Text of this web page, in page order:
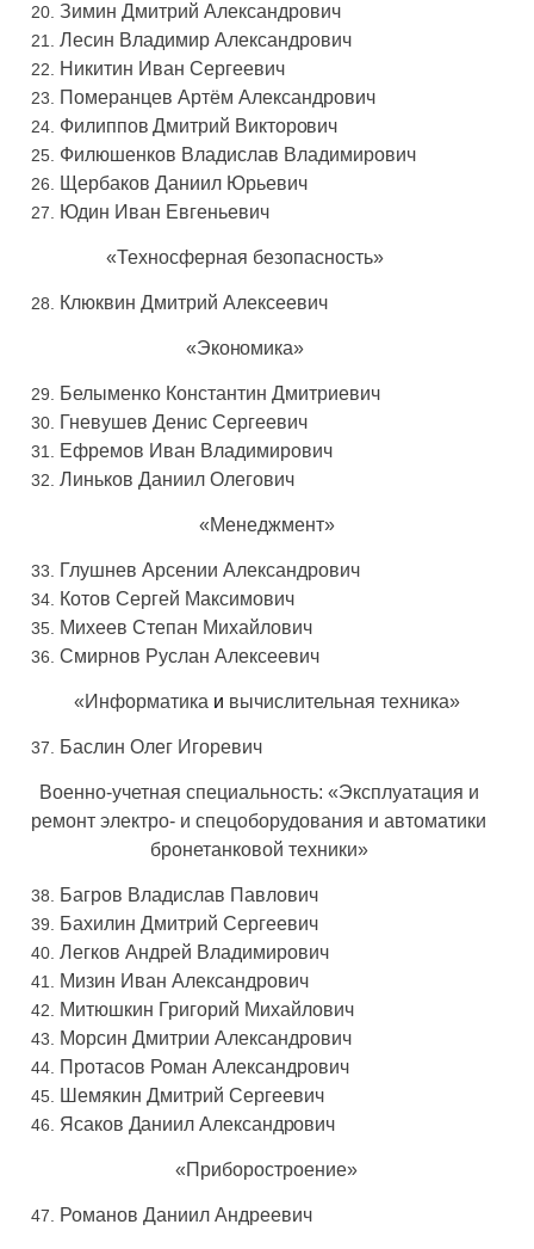
Зимин Дмитрий Александрович
Лесин Владимир Александрович
Никитин Иван Сергеевич
Померанцев Apтём Александрович
Филиппов Дмитрий Викторович
Филюшенков Владислав Владимирович
Щербаков Даниил Юрьевич
Юдин Иван Евгеньевич
«Техносферная безопасность»
Клюквин Дмитрий Алексеевич
«Экономика»
Белыменко Константин Дмитриевич
Гневушев Денис Сергеевич
Ефремов Иван Владимирович
Линьков Даниил Олегович
«Менеджмент»
Глушнев Арсении Александрович
Котов Сергей Максимович
Михеев Степан Михайлович
Смирнов Руслан Алексеевич
«Информатика и вычислительная техника»
Баслин Олег Игоревич
Военно-учетная специальность: «Эксплуатация и
ремонт электро- и спецоборудования и автоматики
бронетанковой техники»
Багров Владислав Павлович
Бахилин Дмитрий Сергеевич
Легков Андрей Владимирович
Мизин Иван Александрович
Митюшкин Григорий Михайлович
Морсин Дмитрии Александрович
Протасов Роман Александрович
Шемякин Дмитрий Сергеевич
Ясаков Даниил Александрович
«Приборостроение»
Романов Даниил Андреевич